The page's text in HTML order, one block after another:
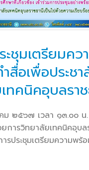
ะชุมเตรียมค
สื่อเพื่อประช
ทคนิคอุบลรา
๒๕๖๗ เวลา ๑๓.๐๐ น
ารวิทยาลัยเทคนิคอุบล
ารประชุมเตรียมความพ